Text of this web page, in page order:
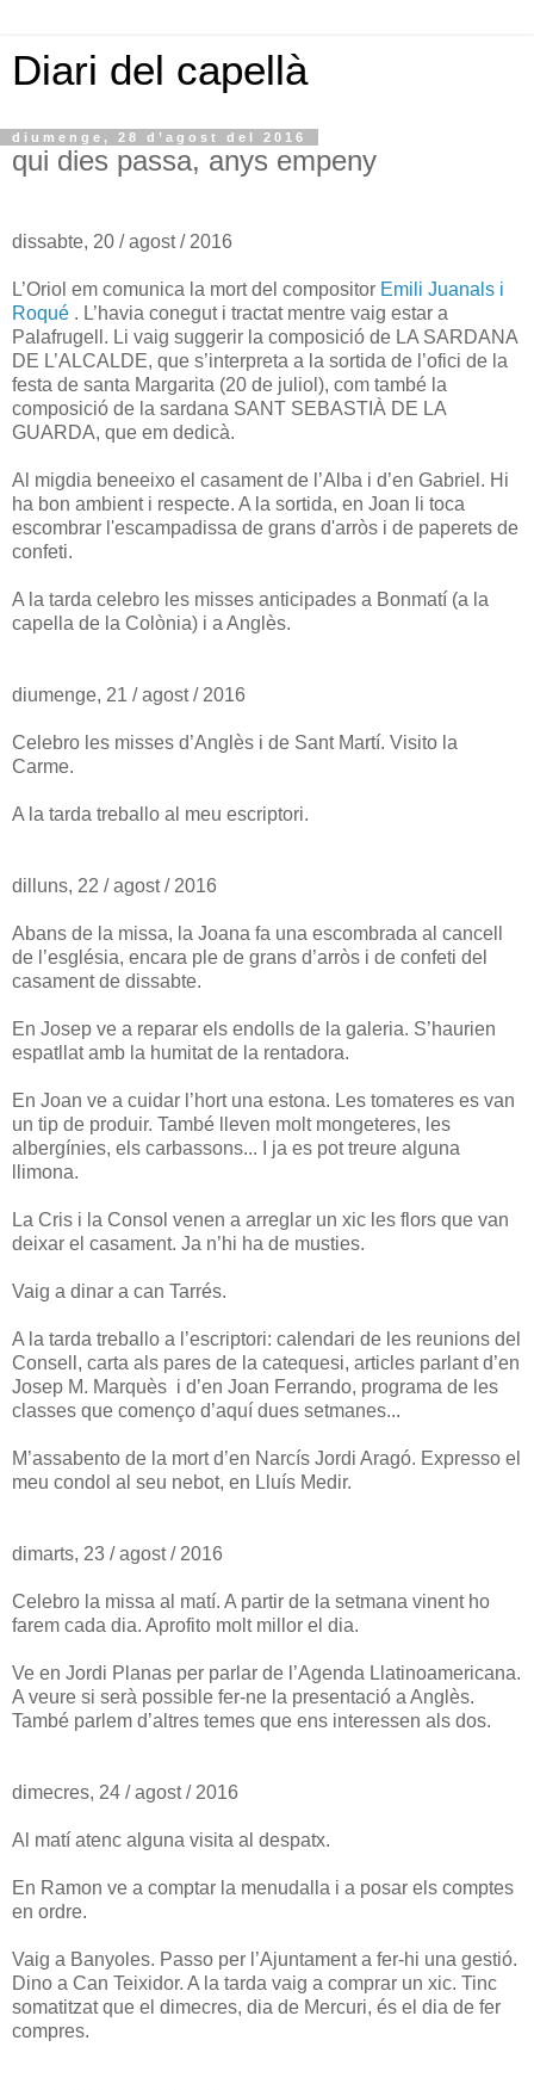
Diari del capellà
diumenge, 28 d’agost del 2016
qui dies passa, anys empeny
dissabte, 20 / agost / 2016
L’Oriol em comunica la mort del compositor Emili Juanals i
Roqué . L’havia conegut i tractat mentre vaig estar a
Palafrugell. Li vaig suggerir la composició de LA SARDANA
DE L’ALCALDE, que s’interpreta a la sortida de l’ofici de la
festa de santa Margarita (20 de juliol), com també la
composició de la sardana SANT SEBASTIÀ DE LA
GUARDA, que em dedicà.
Al migdia beneeixo el casament de l’Alba i d’en Gabriel. Hi
ha bon ambient i respecte. A la sortida, en Joan li toca
escombrar l'escampadissa de grans d'arròs i de paperets de
confeti.
A la tarda celebro les misses anticipades a Bonmatí (a la
capella de la Colònia) i a Anglès.
diumenge, 21 / agost / 2016
Celebro les misses d’Anglès i de Sant Martí. Visito la
Carme.
A la tarda treballo al meu escriptori.
dilluns, 22 / agost / 2016
Abans de la missa, la Joana fa una escombrada al cancell
de l’església, encara ple de grans d’arròs i de confeti del
casament de dissabte.
En Josep ve a reparar els endolls de la galeria. S’haurien
espatllat amb la humitat de la rentadora.
En Joan ve a cuidar l’hort una estona. Les tomateres es van
un tip de produir. També lleven molt mongeteres, les
albergínies, els carbassons... I ja es pot treure alguna
llimona.
La Cris i la Consol venen a arreglar un xic les flors que van
deixar el casament. Ja n’hi ha de musties.
Vaig a dinar a can Tarrés.
A la tarda treballo a l’escriptori: calendari de les reunions del
Consell, carta als pares de la catequesi, articles parlant d’en
Josep M. Marquès i d’en Joan Ferrando, programa de les
classes que començo d’aquí dues setmanes...
M’assabento de la mort d’en Narcís Jordi Aragó. Expresso el
meu condol al seu nebot, en Lluís Medir.
dimarts, 23 / agost / 2016
Celebro la missa al matí. A partir de la setmana vinent ho
farem cada dia. Aprofito molt millor el dia.
Ve en Jordi Planas per parlar de l’Agenda Llatinoamericana.
A veure si serà possible fer-ne la presentació a Anglès.
També parlem d’altres temes que ens interessen als dos.
dimecres, 24 / agost / 2016
Al matí atenc alguna visita al despatx.
En Ramon ve a comptar la menudalla i a posar els comptes
en ordre.
Vaig a Banyoles. Passo per l’Ajuntament a fer-hi una gestió.
Dino a Can Teixidor. A la tarda vaig a comprar un xic. Tinc
somatitzat que el dimecres, dia de Mercuri, és el dia de fer
compres.